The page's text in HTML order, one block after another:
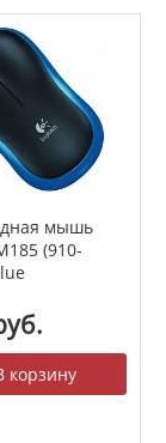
мышь
(910-
корзину